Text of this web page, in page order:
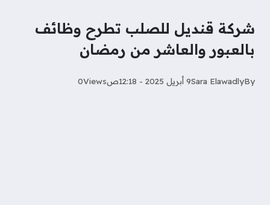
شركة قنديل للصلب تطرح وظائف
بالعبور والعاشر من رمضان
By
Sara Elawadly‎‏9 أبريل 2025 - 12:18ص Views
0